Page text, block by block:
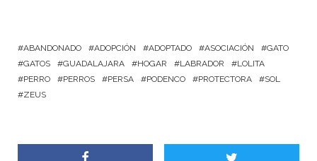
ABANDONADO ADOPCIÓN ADOPTADO ASOCIACIÓN
GATO
GATOS
GUADALAJARA HOGAR LABRADOR
LOLITA
PERRO
PERROS PERSA PODENCO PROTECTORA
SOL
ZEUS